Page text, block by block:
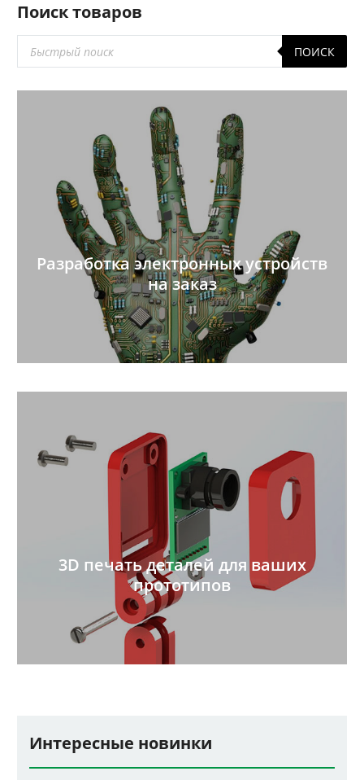
Поиск товаров
товаров
ПОИСК
Разработка электронных устройств
на заказ
3D печать деталей для ваших
прототипов
Интересные новинки